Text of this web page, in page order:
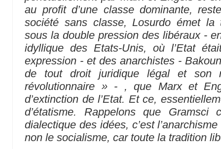
au profit d’une classe dominante,
société sans classe, Losurdo émet la
sous la double pression des libéraux -
idyllique des Etats-Unis, où l’Etat
expression - et des anarchistes -
de tout droit juridique légal et son
révolutionnaire »- , que Marx et
d’extinction de l’Etat. Et ce,
d’étatisme. Rappelons que
dialectique des idées, c’est
non le socialisme, car toute la tradition